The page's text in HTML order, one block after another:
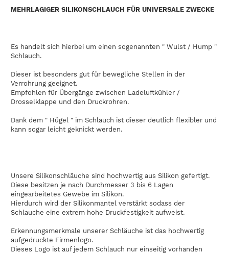
MEHRLAGIGER SILIKONSCHLAUCH FÜR UNIVERSALE ZWECKE
Es handelt sich hierbei um einen sogenannten " Wulst / Hump "
Schlauch.
Dieser ist besonders gut für bewegliche Stellen in der
Verrohrung geeignet.
Empfohlen für Übergänge zwischen Ladeluftkühler /
Drosselklappe und den Druckrohren.
Dank dem " Hügel " im Schlauch ist dieser deutlich flexibler und
kann sogar leicht geknickt werden.
Unsere Silikonschläuche sind hochwertig aus Silikon gefertigt.
Diese besitzen je nach Durchmesser 3 bis 6 Lagen
eingearbeitetes Gewebe im Silikon.
Hierdurch wird der Silikonmantel verstärkt sodass der
Schlauche eine extrem hohe Druckfestigkeit aufweist.
Erkennungsmerkmale unserer Schläuche ist das hochwertig
aufgedruckte Firmenlogo.
Dieses Logo ist auf jedem Schlauch nur einseitig vorhanden